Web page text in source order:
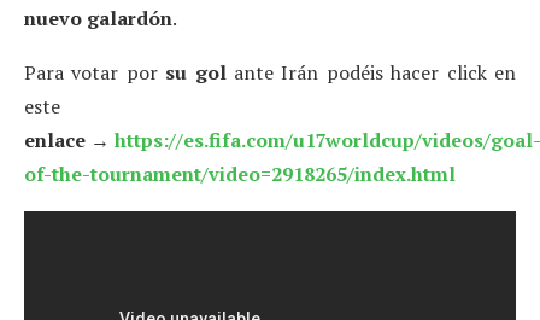
nuevo galardón.
Para votar por su golante Irán podéis hacer click en
este
enlace → https://es.fifa.com/u17worldcup/videos/goal-
of-the-tournament/video=2918265/index.html